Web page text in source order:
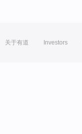
关于有道 Investors